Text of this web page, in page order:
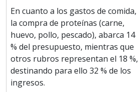
En cuanto a los gastos de comida,
la compra de proteínas (carne,
huevo, pollo, pescado), abarca 14
% del presupuesto, mientras que
otros rubros representan el 18 %,
destinando para ello 32 % de los
ingresos.